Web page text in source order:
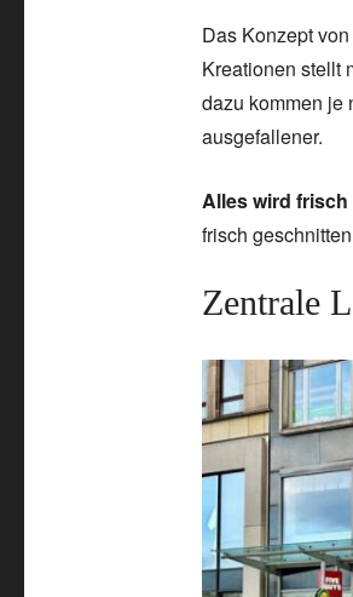
Das Konzept
Kreationen stellt
dazu kommen je
ausgefallener.
Alles wird
frisch
Zentrale